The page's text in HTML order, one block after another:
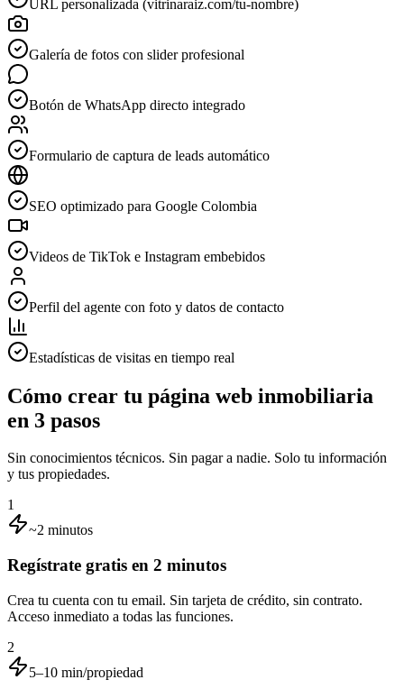
URL personalizada (vitrinaraiz.com/tu-nombre)
Galería de fotos con slider profesional
Botón de WhatsApp directo integrado
Formulario de captura de leads automático
SEO optimizado para Google Colombia
Videos de TikTok e Instagram embebidos
Perfil del agente con foto y datos de contacto
Estadísticas de visitas en tiempo real
Cómo crear tu página web inmobiliaria
en 3 pasos
Sin conocimientos técnicos. Sin pagar a nadie. Solo tu información
y tus propiedades.
1
~2 minutos
Regístrate gratis en 2 minutos
Crea tu cuenta con tu email. Sin tarjeta de crédito, sin contrato.
Acceso inmediato a todas las funciones.
2
5–10 min/propiedad